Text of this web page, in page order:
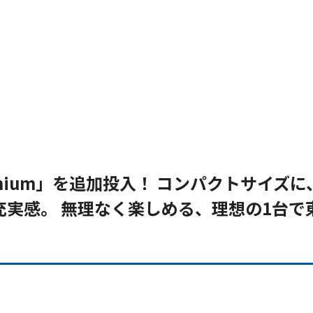
」を追加投入！ コンパクトサイズに
感。 無理なく楽しめる、理想の1台で